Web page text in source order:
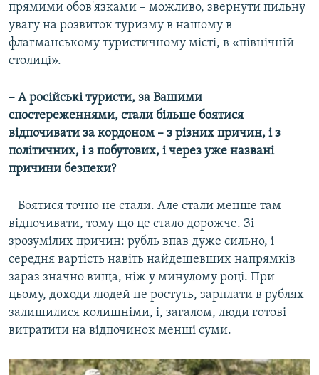
прямими обов'язками – можливо, звернути пильну
увагу на розвиток туризму в нашому в
флагманському туристичному місті, в «північній
столиці».
– А російські туристи, за Вашими
спостереженнями, стали більше боятися
відпочивати за кордоном – з різних причин, і з
політичних, і з побутових, і через уже названі
причини безпеки?
– Боятися точно не стали. Але стали менше там
відпочивати, тому що це стало дорожче. Зі
зрозумілих причин: рубль впав дуже сильно, і
середня вартість навіть найдешевших напрямків
зараз значно вища, ніж у минулому році. При
цьому, доходи людей не ростуть, зарплати в рублях
залишилися колишніми, і, загалом, люди готові
витратити на відпочинок менші суми.